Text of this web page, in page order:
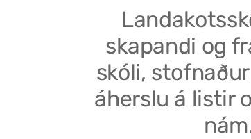
skapandi og
skóli,
áherslu á listir